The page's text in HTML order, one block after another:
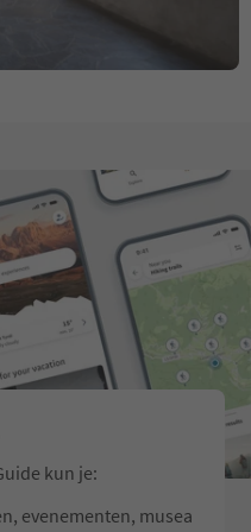
kun je:
evenementen, musea